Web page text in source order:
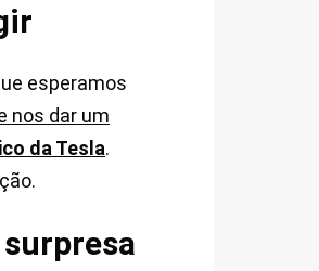
esperamos
nos dar um
da Tesla.